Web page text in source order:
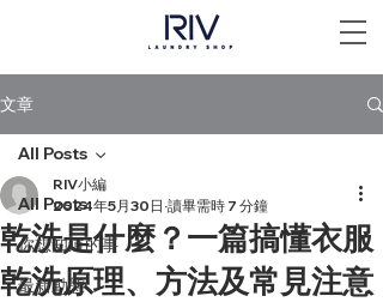
文章
All Posts
你想知道的事
最新動態
All Posts
乾洗是什麼？一篇搞懂衣服
乾洗原理、方法及常見注意
RIV小編
2024年5月30日 讀畢需時 7 分鐘